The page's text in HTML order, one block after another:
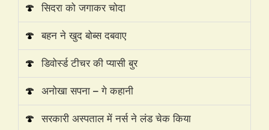
🍄 सिदरा को जगाकर चोदा
🍄 बहन ने खुद बोब्स दबवाए
🍄 डिवोर्स्ड टीचर की प्यासी बुर
🍄 अनोखा सपना – गे कहानी
🍄 सरकारी अस्पताल में नर्स ने लंड चेक किया